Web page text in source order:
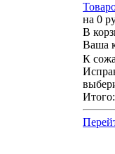
на 0
В
Ваша
К
Итого: